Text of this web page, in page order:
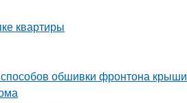
квартиры
обшивки фронтона крыши